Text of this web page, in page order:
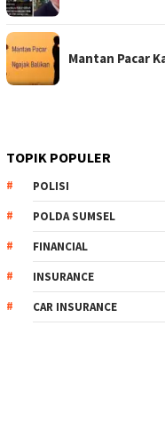
Mantan Pacar
TOPIK POPULER
POLISI
POLDA SUMSEL
FINANCIAL
INSURANCE
CAR INSURANCE